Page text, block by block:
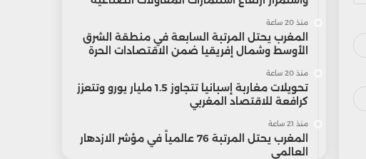
منذ 20 ساعة
المغرب يحتل المرتبة السابعة في منطقة الشرق
الأوسط وشمال إفريقيا ضمن الاقتصادات الحرة
منذ 20 ساعة
تحويلات مغاربة إسبانيا تتجاوز 1.5 مليار يورو وتتعزز
كرافعة للاقتصاد المغربي
منذ 21 ساعة
المغرب يحتل المرتبة 76 عالمياً في مؤشر الازدهار
العالمي